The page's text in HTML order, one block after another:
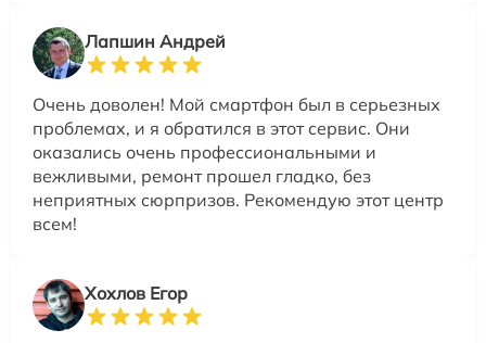
Лапшин Андрей
Очень доволен! Мой смартфон был в серьезных
проблемах, и я обратился в этот сервис. Они
оказались очень профессиональными и
вежливыми, ремонт прошел гладко, без
неприятных сюрпризов. Рекомендую этот центр
всем!
Хохлов Егор